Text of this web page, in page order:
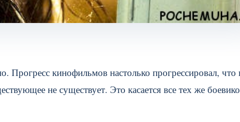
Прогресс кинофильмов настолько прогрессировал, что
не существует. Это касается все тех же